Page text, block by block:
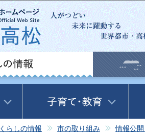
この
くらしの情報 市の取り組み
情報公